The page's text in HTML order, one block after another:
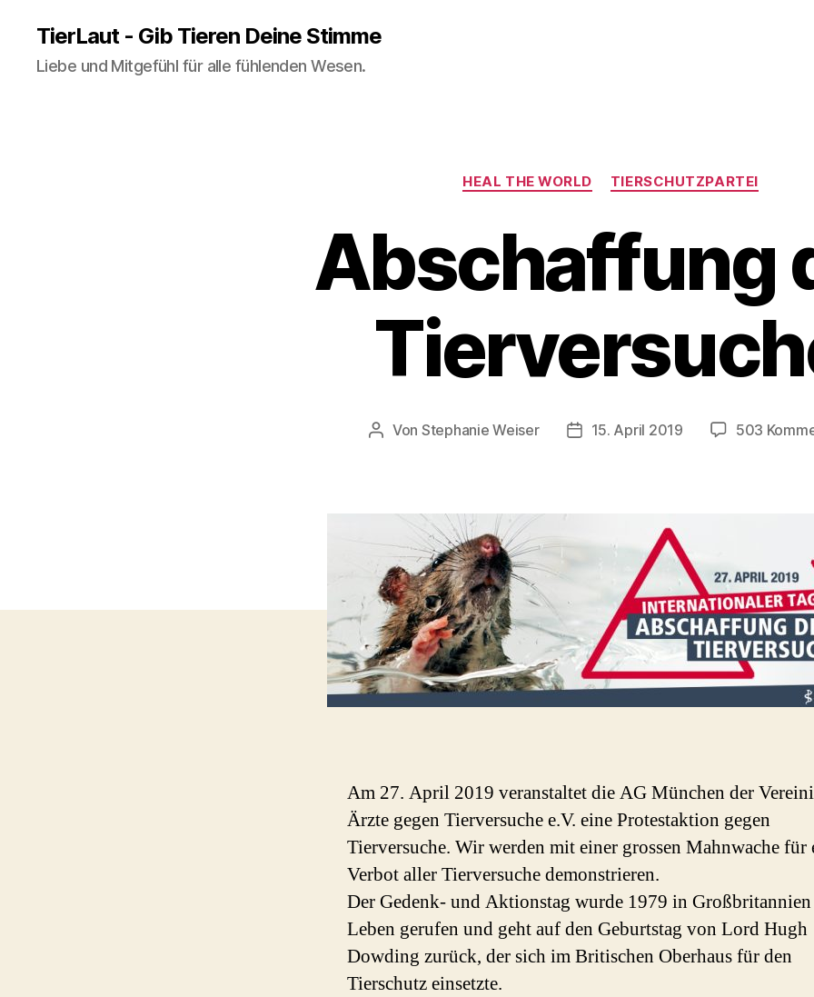
TierLaut - Gib Tieren Deine Stimme
Liebe und Mitgefühl für alle fühlenden Wesen.
Kategorien
HEAL THE WORLD TIERSCHUTZPARTEI
Abschaffung
Beitragsautor
Von Stephanie Weiser Beitragsdatum
15. April 2019 503
Am 27. April 2019 veranstaltet die AG München der
Ärzte gegen Tierversuche e.V. eine Protestaktion gegen
Tierversuche. Wir werden mit einer grossen Mahnwache für
Verbot aller Tierversuche demonstrieren.
Der Gedenk- und Aktionstag wurde 1979 in
Leben gerufen und geht auf den Geburtstag von Lord Hugh
Dowding zurück, der sich im Britischen Oberhaus für den
Tierschutz einsetzte.